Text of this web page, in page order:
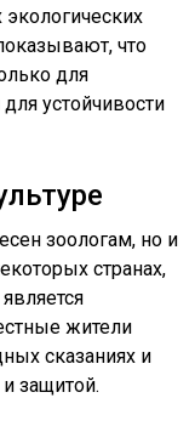
что
для
устойчивости
зоологам, но и
странах,
жители
сказаниях и
защитой.